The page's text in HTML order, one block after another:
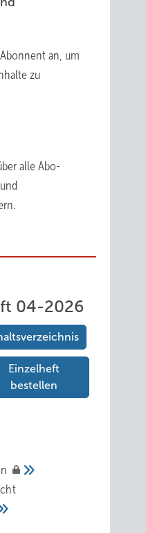
an, um
zu
alle Abo-
04-2026
Einzelheft
bestellen